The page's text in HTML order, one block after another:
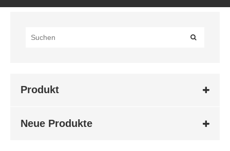
Produkt
Neue Produkte